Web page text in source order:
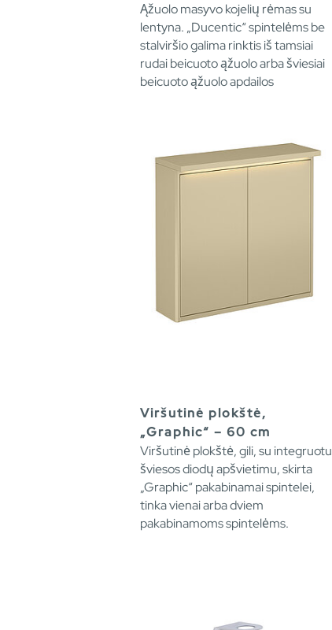
Ąžuolo masyvo kojelių rėmas su
lentyna. „Ducentic“ spintelėms be
stalviršio galima rinktis iš tamsiai
rudai beicuoto ąžuolo arba šviesiai
beicuoto ąžuolo apdailos
Viršutinė plokštė,
„Graphic“ – 60 cm
Viršutinė plokštė, gili, su integruotu
šviesos diodų apšvietimu, skirta
„Graphic“ pakabinamai spintelei,
tinka vienai arba dviem
pakabinamoms spintelėms.